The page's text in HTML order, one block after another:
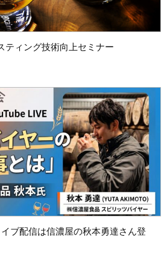
ティング技術向上セミナー
ブ配信は信濃屋の秋本勇達さん登